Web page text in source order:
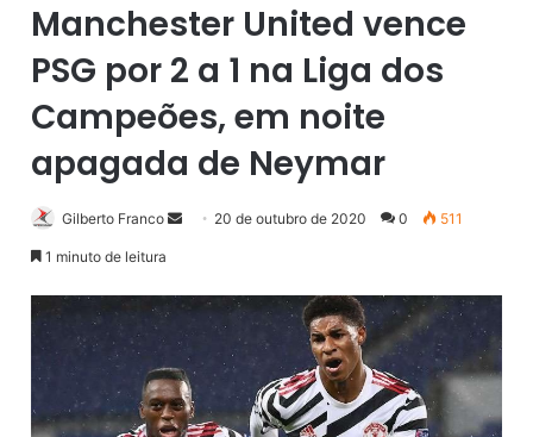
Manchester United vence
PSG por 2 a 1 na Liga dos
Campeões, em noite
apagada de Neymar
Gilberto Franco
d
e
u
m
e
20 de outubro de 2020 0 511
1 minuto de leitura